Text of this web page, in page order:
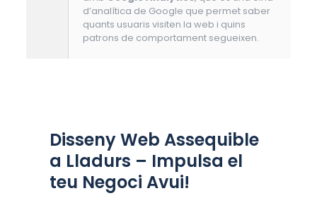
d’analítica de Google que permet saber
quants usuaris visiten la web i quins
patrons de comportament segueixen.
Disseny Web Assequible
a Lladurs – Impulsa el
teu Negoci Avui!